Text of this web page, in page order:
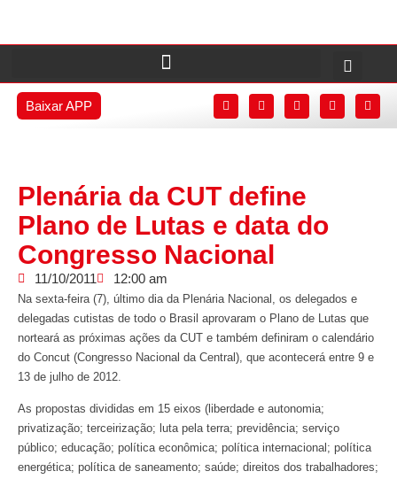
Baixar APP
Plenária da CUT define
Plano de Lutas e data do
Congresso Nacional
11/10/2011 12:00 am
Na sexta-feira (7), último dia da Plenária Nacional, os delegados e
delegadas cutistas de todo o Brasil aprovaram o Plano de Lutas que
norteará as próximas ações da CUT e também definiram o calendário
do Concut (Congresso Nacional da Central), que acontecerá entre 9 e
13 de julho de 2012.
As propostas divididas em 15 eixos (liberdade e autonomia;
privatização; terceirização; luta pela terra; previdência; serviço
público; educação; política econômica; política internacional; política
energética; política de saneamento; saúde; direitos dos trabalhadores;